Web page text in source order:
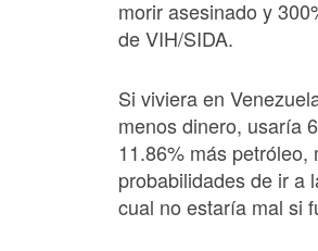
morir asesinado y
de VIH/SIDA.
Si viviera en
menos dinero, usaría
11.86% más
probabilidades de ir a
cual no estaría mal si